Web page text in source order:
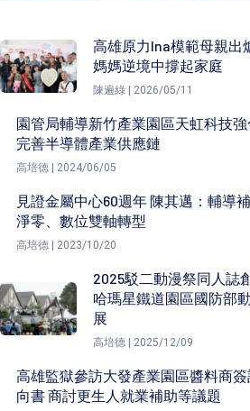
高雄原力Ina模範母親出
媽媽逆境中撐起家庭
陳遍綠 | 2026/05/11
園管局輔導新竹產業園區天虹科技強
完善半導體產業供應鏈
高培德 | 2024/06/05
見證金屬中心60週年 陳其邁：輔導
淨零、數位雙軸轉型
高培德 | 2023/10/20
2025駁二動漫祭同人誌
哈瑪星鐵道園區國防部
展
高培德 | 2025/12/09
高雄監獄參訪大發產業園區醬料商
向書 商討更生人就業補助等議題